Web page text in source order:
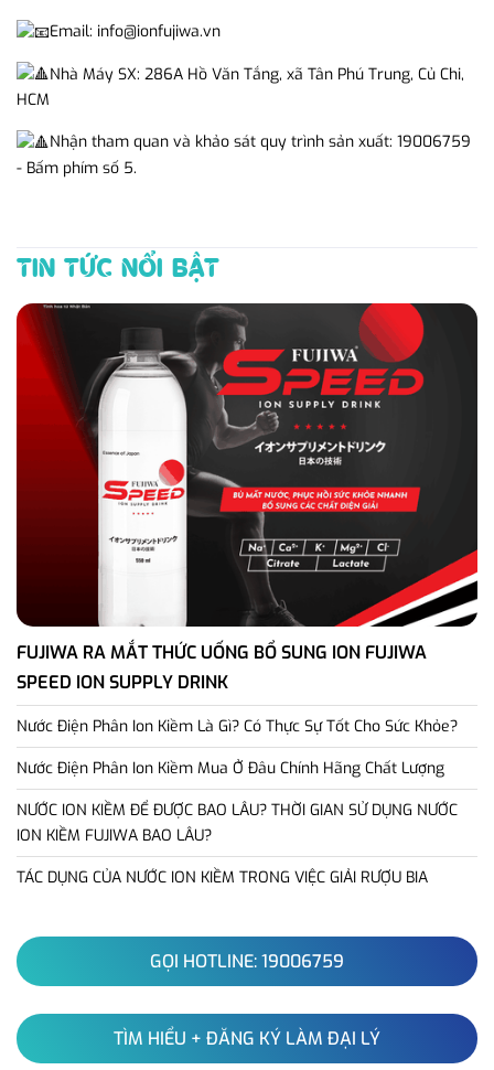
Email: info@ionfujiwa.vn
Nhà Máy SX: 286A Hồ Văn Tắng, xã Tân Phú Trung, Củ Chi,
HCM
Nhận tham quan và khảo sát quy trình sản xuất: 19006759
- Bấm phím số 5.
TIN TỨC NỔI BẬT
FUJIWA RA MẮT THỨC UỐNG BỔ SUNG ION FUJIWA
SPEED ION SUPPLY DRINK
Nước Điện Phân Ion Kiềm Là Gì? Có Thực Sự Tốt Cho Sức Khỏe?
Nước Điện Phân Ion Kiềm Mua Ở Đâu Chính Hãng Chất Lượng
NƯỚC ION KIỀM ĐỂ ĐƯỢC BAO LÂU? THỜI GIAN SỬ DỤNG NƯỚC
ION KIỀM FUJIWA BAO LÂU?
TÁC DỤNG CỦA NƯỚC ION KIỀM TRONG VIỆC GIẢI RƯỢU BIA
GỌI HOTLINE: 19006759
TÌM HIỂU + ĐĂNG KÝ LÀM ĐẠI LÝ